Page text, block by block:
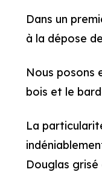
Dans un
à la dépose
Nous posons
bois et le
La
Douglas